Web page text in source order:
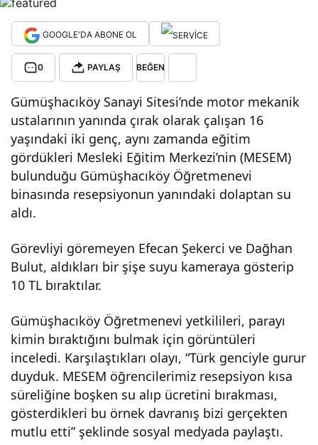
GOOGLE'DA ABONE OL
0 PAYLAŞ BEĞEN
Gümüşhacıköy Sanayi Sitesi’nde motor mekanik
ustalarının yanında çırak olarak çalışan 16
yaşındaki iki genç, aynı zamanda eğitim
gördükleri Mesleki Eğitim Merkezi’nin (MESEM)
bulunduğu Gümüşhacıköy Öğretmenevi
binasında resepsiyonun yanındaki dolaptan su
aldı.
Görevliyi göremeyen Efecan Şekerci ve Dağhan
Bulut, aldıkları bir şişe suyu kameraya gösterip
10 TL bıraktılar.
Gümüşhacıköy Öğretmenevi yetkilileri, parayı
kimin bıraktığını bulmak için görüntüleri
inceledi. Karşılaştıkları olayı, “Türk genciyle gurur
duyduk. MESEM öğrencilerimiz resepsiyon kısa
süreliğine boşken su alıp ücretini bırakması,
gösterdikleri bu örnek davranış bizi gerçekten
mutlu etti” şeklinde sosyal medyada paylaştı.
lerd
en
ek
davr
anış
: Su
aldıl
ar,
para
sını
kam
Varsayılana